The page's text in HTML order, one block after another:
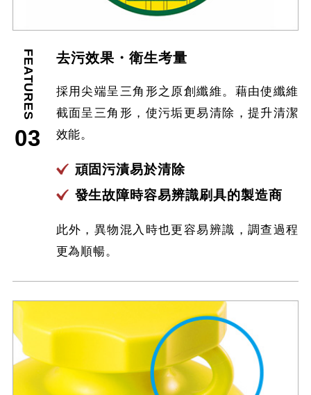
FEATURES
03
去污效果・衛生考量
採用尖端呈三角形之原創纖維。藉由使纖維
截面呈三角形，使污垢更易清除，提升清潔
效能。
頑固污漬易於清除
發生故障時容易辨識刷具的製造商
此外，異物混入時也更容易辨識，調查過程
更為順暢。